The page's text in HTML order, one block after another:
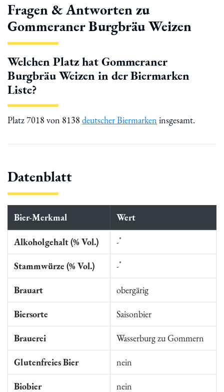
Fragen & Antworten zu
Gommeraner Burgbräu Weizen
Welchen Platz hat Gommeraner
Burgbräu Weizen in der Biermarken
Liste?
Platz 7018 von 8138 deutscher Biermarken insgesamt.
Datenblatt
Bier-Merkmal Wert
Alkoholgehalt (% Vol.) -*
Stammwürze (% Vol.) -*
Brauart obergärig
Biersorte Saisonbier
Brauerei Wasserburg zu Gommern
Glutenfreies Bier nein
Biobier nein